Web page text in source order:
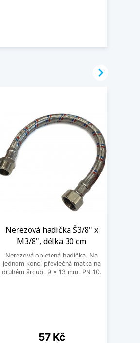
Nerezová hadička Š3/8" x
M3/8", délka 30 cm
Nerezová opletená hadička. Na
jednom konci převlečná matka na
druhém šroub. 9 x 13 mm. PN 10.
Cena
57 Kč
